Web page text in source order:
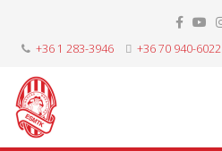
+36 1 283-3946 +36 70 940-6022